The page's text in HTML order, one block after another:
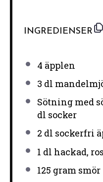
INGREDIENSER
4 äpplen
3 dl
Sötning med
dl socker
2 dl sockerfri
1 dl hackad,
125 gram smör